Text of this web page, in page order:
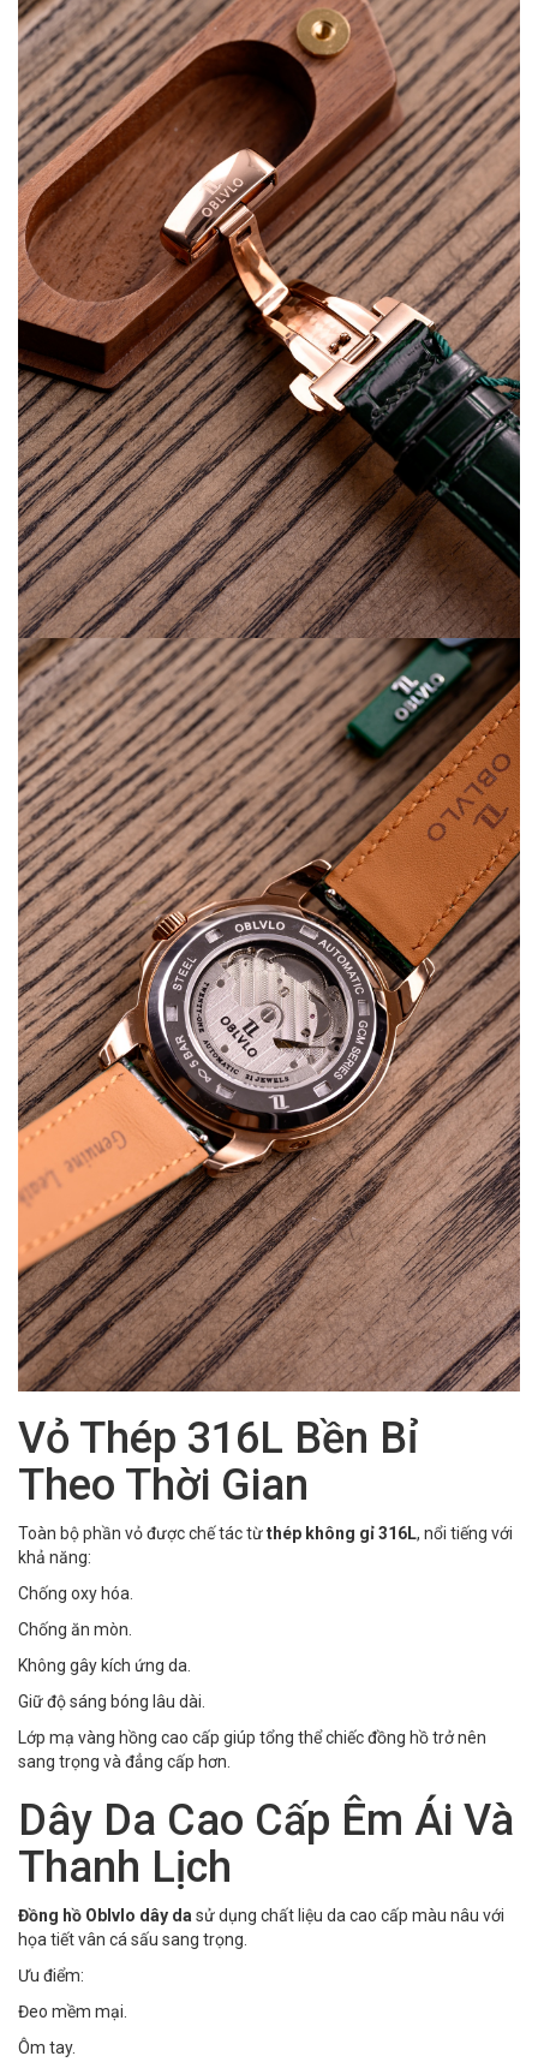
Vỏ Thép 316L Bền Bỉ
Theo Thời Gian
Toàn bộ phần vỏ được chế tác từthép không gỉ 316L, nổi tiếng với
khả năng:
Chống oxy hóa.
Chống ăn mòn.
Không gây kích ứng da.
Giữ độ sáng bóng lâu dài.
Lớp mạ vàng hồng cao cấp giúp tổng thể chiếc đồng hồ trở nên
sang trọng và đẳng cấp hơn.
Dây Da Cao Cấp Êm Ái Và
Thanh Lịch
Đồng hồ Oblvlo dây da sử dụng chất liệu da cao cấp màu nâu với
họa tiết vân cá sấu sang trọng.
Ưu điểm:
Đeo mềm mại.
Ôm tay.